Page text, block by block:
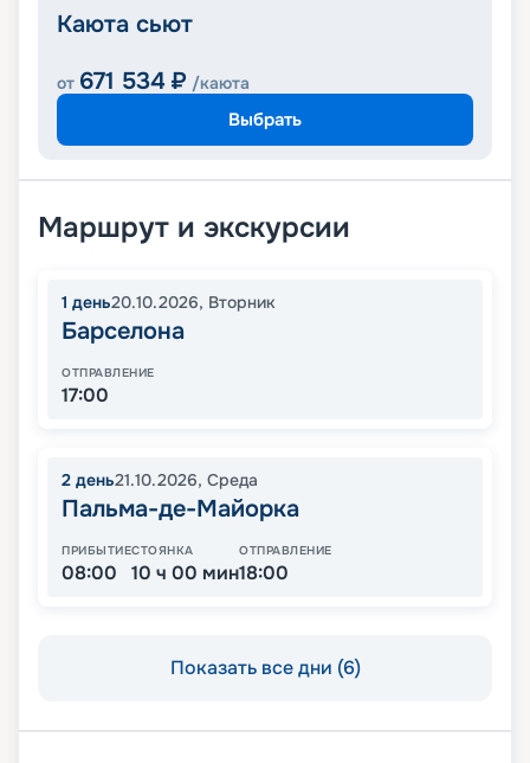
Каюта сьют
от 671 534 ₽ /каюта
Выбрать
Маршрут и экскурсии
1 день20.10.2026, Вторник
Барселона
ОТПРАВЛЕНИЕ
17:00
2 день21.10.2026, Среда
Пальма-де-Майорка
ПРИБЫТИЕ
08:00
СТОЯНКА
10 ч 00 мин
ОТПРАВЛЕНИЕ
18:00
Показать все дни (6)